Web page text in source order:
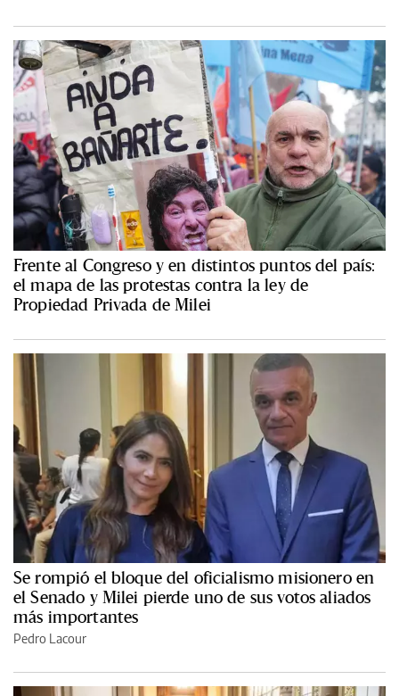
Frente al Congreso y en distintos puntos del país:
el mapa de las protestas contra la ley de
Propiedad Privada de Milei
Se rompió el bloque del oficialismo misionero en
el Senado y Milei pierde uno de sus votos aliados
más importantes
Pedro Lacour